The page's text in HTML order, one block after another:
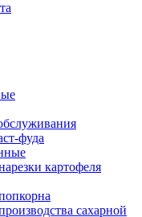
фуда
картофеля
сахарной